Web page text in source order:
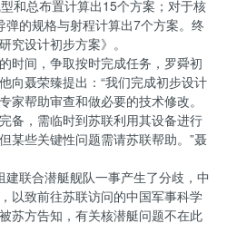
和总布置计算出15个方案；对于核
的规格与射程计算出7个方案。终
究设计初步方案》。
时间，争取按时完成任务，罗舜初
向聂荣臻提出：“我们完成初步设计
家帮助审查和做必要的技术修改。
备，需临时到苏联利用其设备进行
某些关键性问题需请苏联帮助。”聂
联合潜艇舰队一事产生了分歧，中
以致前往苏联访问的中国军事科学
苏方告知，有关核潜艇问题不在此